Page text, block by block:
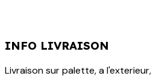
INFO LIVRAISON
Livraison sur palette, a